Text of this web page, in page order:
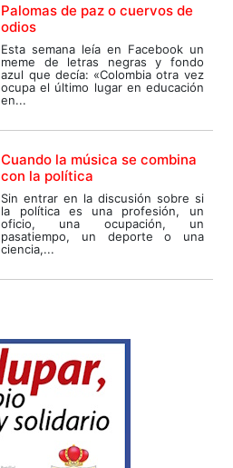
Palomas de paz o cuervos de
odios
Esta semana leía en Facebook un
meme de letras negras y fondo
azul que decía: «Colombia otra vez
ocupa el último lugar en educación
en...
Cuando la música se combina
con la política
Sin entrar en la discusión sobre si
la política es una profesión, un
oficio, una ocupación, un
pasatiempo, un deporte o una
ciencia,...